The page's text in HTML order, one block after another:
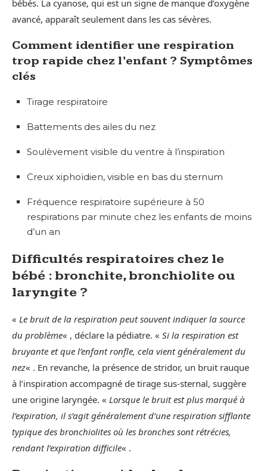
bébés. La cyanose, qui est un signe de manque d’oxygène
avancé, apparaît seulement dans les cas sévères.
Comment identifier une respiration
trop rapide chez l’enfant ? Symptômes
clés
Tirage respiratoire
Battements des ailes du nez
Soulèvement visible du ventre à l’inspiration
Creux xiphoïdien, visible en bas du sternum
Fréquence respiratoire supérieure à 50
respirations par minute chez les enfants de moins
d’un an
Difficultés respiratoires chez le
bébé : bronchite, bronchiolite ou
laryngite ?
« Le bruit de la respiration peut souvent indiquer la source
du problème« , déclare la pédiatre. « Si la respiration est
bruyante et que l’enfant ronfle, cela vient généralement du
nez« . En revanche, la présence de stridor, un bruit rauque
à l’inspiration accompagné de tirage sus-sternal, suggère
une origine laryngée. « Lorsque le bruit est plus marqué à
l’expiration, il s’agit généralement d’une respiration sifflante
typique des bronchiolites où les bronches sont rétrécies,
rendant l’expiration difficile« .